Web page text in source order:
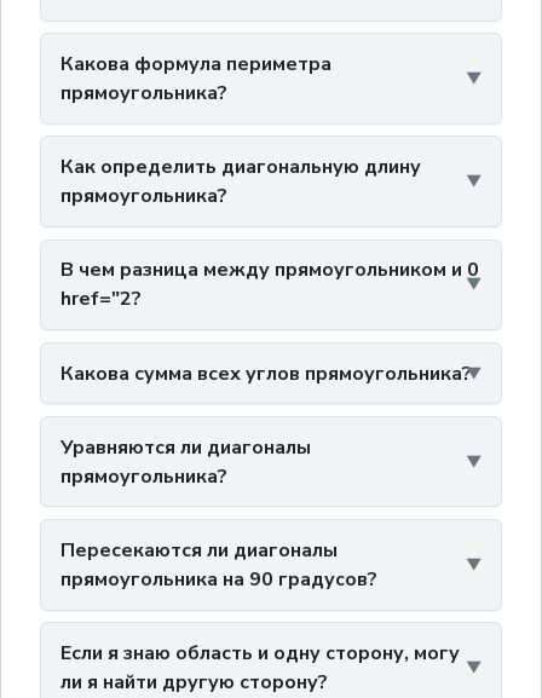
Какова формула периметра
прямоугольника?
Как определить диагональную длину
прямоугольника?
В чем разница между прямоугольником и 0
href="2?
Какова сумма всех углов прямоугольника?
Уравняются ли диагоналы
прямоугольника?
Пересекаются ли диагоналы
прямоугольника на 90 градусов?
Если я знаю область и одну сторону, могу
ли я найти другую сторону?